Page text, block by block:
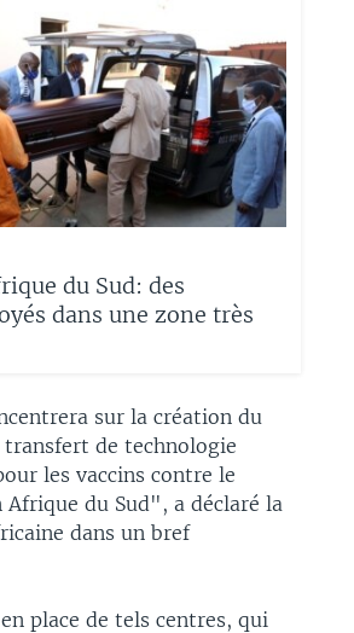
du Sud: des
dans une zone très
sur la création du
de technologie
les vaccins contre le
du Sud", a déclaré la
dans un bref
place de tels centres, qui